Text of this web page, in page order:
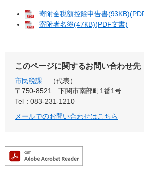
寄附金税額控除申告書
寄附者名簿(47KB)(PDF文書)
このページに関するお問い合わせ先
市民税課
代表
〒750-8521
下関市南部町1番1号
Tel：083-231-1210
メールでのお問い合わせはこちら